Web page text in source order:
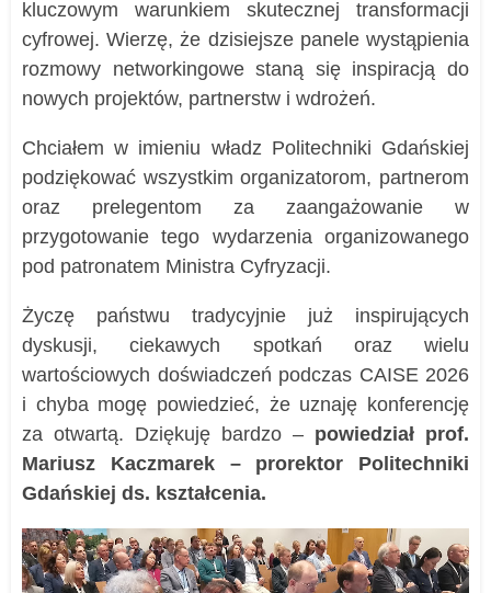
kluczowym warunkiem skutecznej transformacji
cyfrowej. Wierzę, że dzisiejsze panele wystąpienia
rozmowy networkingowe staną się inspiracją do
nowych projektów, partnerstw i wdrożeń.
Chciałem w imieniu władz Politechniki Gdańskiej
podziękować wszystkim organizatorom, partnerom
oraz prelegentom za zaangażowanie w
przygotowanie tego wydarzenia organizowanego
pod patronatem Ministra Cyfryzacji.
Życzę państwu tradycyjnie już inspirujących
dyskusji, ciekawych spotkań oraz wielu
wartościowych doświadczeń podczas CAISE 2026
i chyba mogę powiedzieć, że uznaję konferencję
za otwartą. Dziękuję bardzo – powiedział prof.
Mariusz Kaczmarek – prorektor Politechniki
Gdańskiej ds. kształcenia.